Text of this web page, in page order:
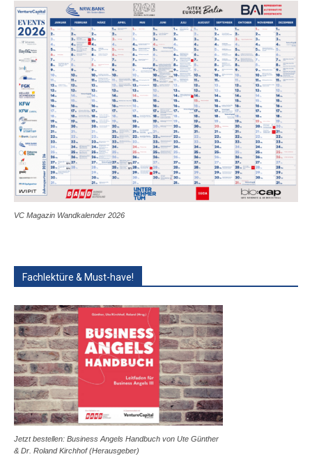
VC Magazin Wandkalender 2026
Fachlektüre & Must-have!
Jetzt bestellen: Business Angels Handbuch von Ute Günther
& Dr. Roland Kirchhof (Herausgeber)